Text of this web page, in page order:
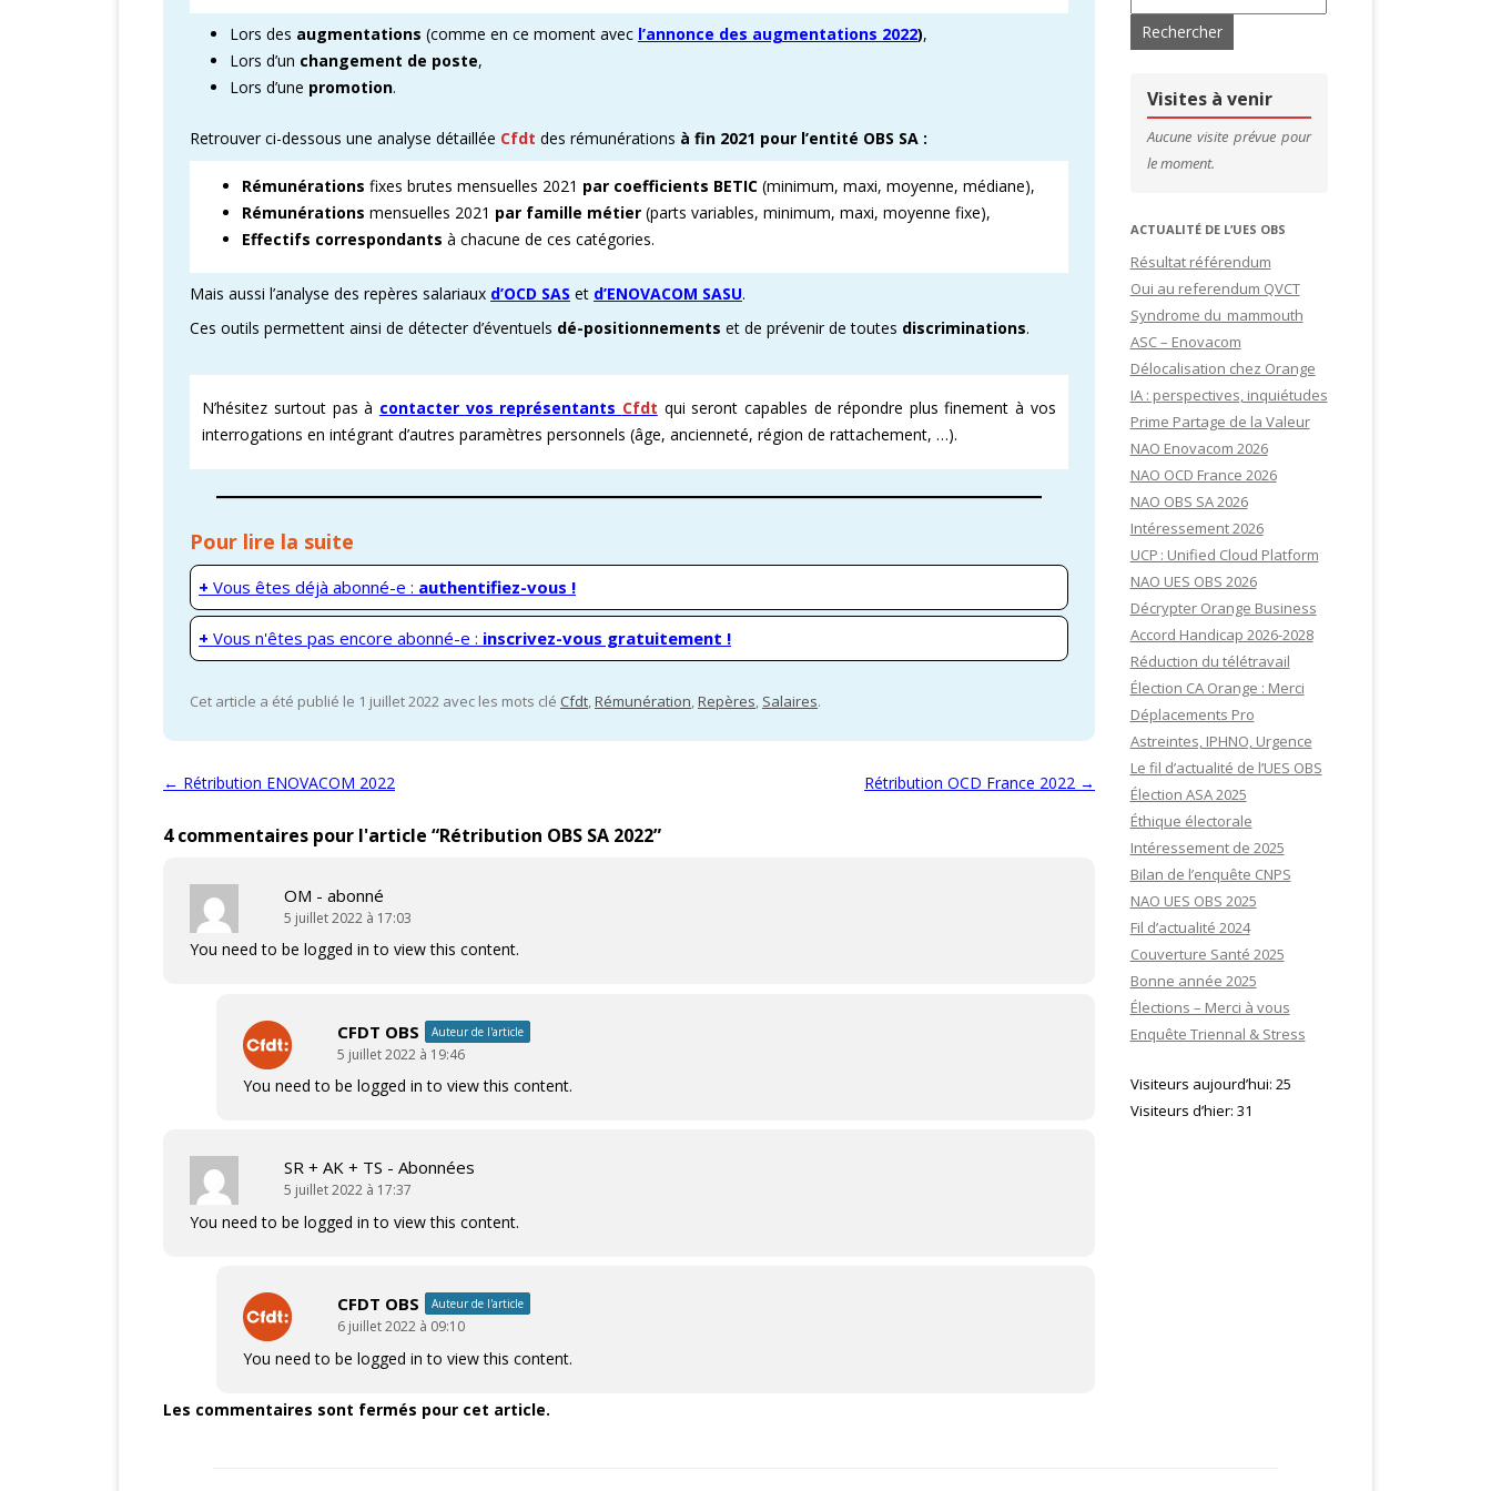
CARTOGRAPHIE ENOVACOM
VICTOIRES CFDT
CSE & RP – MANDATS ATTRACTIFS !COMMENT ADHÉRER À LA CFDT ?CFDT – UN SYNDICAT D’ADHÉRENTS
PROCHAINES VISITES DE SITES
ADMINISTRATION CANDIDATURES
CONTACTS & LIENS UTILES
Lors des augmentations (comme en ce moment avec l’annonce des augmentations 2022),
Lors d’un changement de poste,
Lors d’une promotion.
Retrouver ci-dessous une analyse détaillée Cfdt des rémunérations à fin 2021 pour l’entité OBS SA :
Rémunérations fixes brutes mensuelles 2021 par coefficients BETIC (minimum, maxi, moyenne, médiane),
Rémunérations mensuelles 2021 par famille métier (parts variables, minimum, maxi, moyenne fixe),
Effectifs correspondants à chacune de ces catégories.
Mais aussi l’analyse des repères salariaux d’OCD SAS et d’ENOVACOM SASU.
Ces outils permettent ainsi de détecter d’éventuels dé-positionnements et de prévenir de toutes discriminations.
N’hésitez surtout pas à contacter vos représentants Cfdt qui seront capables de répondre plus finement à vos
interrogations en intégrant d’autres paramètres personnels (âge, ancienneté, région de rattachement, …).
Pour lire la suite
+ Vous êtes déjà abonné-e : authentifiez-vous !
+ Vous n'êtes pas encore abonné-e : inscrivez-vous gratuitement !
Cet article a été publié le 1 juillet 2022 avec les mots clé Cfdt Rémunération Repères Salaires.
Navigation des articles
← Rétribution ENOVACOM 2022 Rétribution OCD France 2022 →
4 commentaires pour l'article “Rétribution OBS SA 2022”
OM - abonné
5 juillet 2022 à 17:03
You need to be logged in to view this content.
CFDT OBS Auteur de l'article
5 juillet 2022 à 19:46
You need to be logged in to view this content.
SR + AK + TS - Abonnées
5 juillet 2022 à 17:37
You need to be logged in to view this content.
CFDT OBS Auteur de l'article
6 juillet 2022 à 09:10
You need to be logged in to view this content.
Les commentaires sont fermés pour cet article.
Visites à venir
Aucune visite prévue pour
le moment.
ACTUALITÉ DE L’UES OBS
Résultat référendum
Oui au referendum QVCT
Syndrome du mammouth
ASC – Enovacom
Délocalisation chez Orange
IA : perspectives, inquiétudes
Prime Partage de la Valeur
NAO Enovacom 2026
NAO OCD France 2026
NAO OBS SA 2026
Intéressement 2026
UCP : Unified Cloud Platform
NAO UES OBS 2026
Décrypter Orange Business
Accord Handicap 2026-2028
Réduction du télétravail
Élection CA Orange : Merci
Déplacements Pro
Astreintes, IPHNO, Urgence
Le fil d’actualité de l’UES OBS
Élection ASA 2025
Éthique électorale
Intéressement de 2025
Bilan de l’enquête CNPS
NAO UES OBS 2025
Fil d’actualité 2024
Couverture Santé 2025
Bonne année 2025
Élections – Merci à vous
Enquête Triennal & Stress
Visiteurs aujourd’hui: 25
Visiteurs d’hier: 31